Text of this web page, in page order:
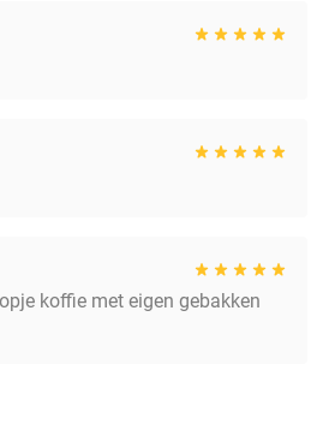
koffie met eigen gebakken